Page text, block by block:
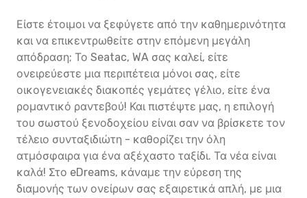
Είστε έτοιμοι να ξεφύγετε από την καθημερινότητα
και να επικεντρωθείτε στην επόμενη μεγάλη
απόδραση; Το Seatac, WA σας καλεί, είτε
ονειρεύεστε μια περιπέτεια μόνοι σας, είτε
οικογενειακές διακοπές γεμάτες γέλιο, είτε ένα
ρομαντικό ραντεβού! Και πιστέψτε μας, η επιλογή
του σωστού ξενοδοχείου είναι σαν να βρίσκετε τον
τέλειο συνταξιδιώτη - καθορίζει την όλη
ατμόσφαιρα για ένα αξέχαστο ταξίδι. Τα νέα είναι
καλά! Στο eDreams, κάναμε την εύρεση της
διαμονής των ονείρων σας εξαιρετικά απλή, με μια